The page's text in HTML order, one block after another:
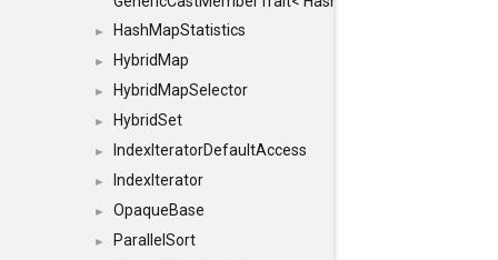
► HashMapStatistics
► HybridMap
► HybridMapSelector
► HybridSet
► IndexIteratorDefaultAccess
► IndexIterator
► OpaqueBase
► ParallelSort